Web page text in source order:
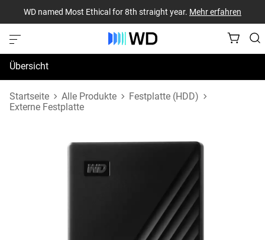
WD named Most Ethical for 8th straight year. Mehr erfahren
Übersicht
Technische Daten
Startseite Alle Produkte
Festplatte (HDD)
Externe Festplatte